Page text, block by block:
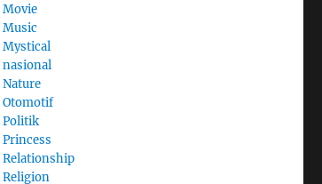
Movie
Music
Mystical
nasional
Nature
Otomotif
Politik
Princess
Relationship
Religion